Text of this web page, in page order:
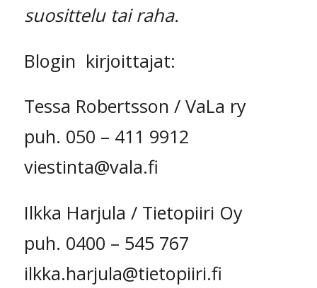
suosittelu tai raha.
Blogin kirjoittajat:
Tessa Robertsson / VaLa ry
puh. 050 – 411 9912
viestinta@vala.fi
Ilkka Harjula / Tietopiiri Oy
puh. 0400 – 545 767
ilkka.harjula@tietopiiri.fi